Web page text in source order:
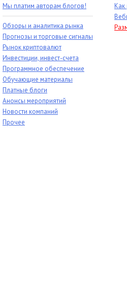
Мы платим авторам блогов!
Обзоры и аналитика рынка
Прогнозы и торговые сигналы
Рынок криптовалют
Инвестиции, инвест-счета
Программное обеспечение
Обучающие материалы
Платные блоги
Анонсы мероприятий
Новости компаний
Прочее
Как